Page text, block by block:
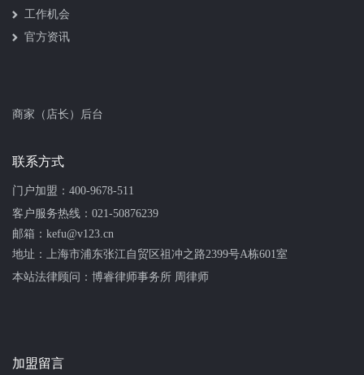
工作机会
官方资讯
商家（店长）后台
联系方式
门户加盟： 400-9678-511
客户服务热线： 021-50876239
邮箱：kefu@v123.cn
地址：上海市浦东张江自贸区祖冲之路2399号A栋601室
本站法律顾问： 博睿律师事务所 周律师
加盟留言